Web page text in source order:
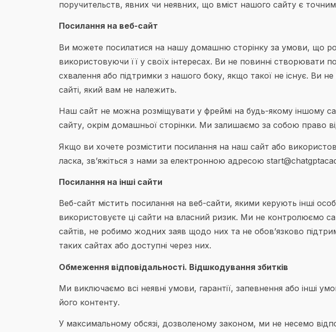
поручительств, явних чи неявних, що вміст нашого сайту є
Посилання на веб-сайт
Ви можете посилатися на нашу домашню сторінку за умови, що
використовуючи її у своїх інтересах. Ви не повинні створювати
схвалення або підтримки з нашого боку, якщо такої не існує. Ви
сайті, який вам не належить.
Наш сайт не можна розміщувати у фреймі на будь-якому іншому
сайту, окрім домашньої сторінки. Ми залишаємо за собою право
Якщо ви хочете розмістити посилання на наш сайт або
ласка, зв’яжіться з нами за електронною адресою
Посилання на інші сайти
Веб-сайт містить посилання на веб-сайти, якими керують інші
використовуєте ці сайти на власний ризик. Ми не контролюємо
сайтів, не робимо жодних заяв щодо них та не обов’язково
таких сайтах або доступні через них.
Обмеження відповідальності. Відшкодування збитків
Ми виключаємо всі неявні умови, гарантії, запевнення або інші
його контенту.
У максимальному обсязі, дозволеному законом, ми не несемо